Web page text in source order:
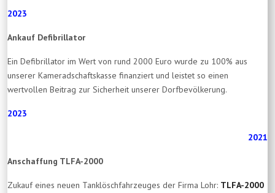
2023
Ankauf Defibrillator
Ein Defibrillator im Wert von rund 2000 Euro wurde zu 100% aus
unserer Kameradschaftskasse finanziert und leistet so einen
wertvollen Beitrag zur Sicherheit unserer Dorfbevölkerung.
2023
2021
Anschaffung TLFA-2000
Zukauf eines neuen Tanklöschfahrzeuges der Firma Lohr: TLFA-2000